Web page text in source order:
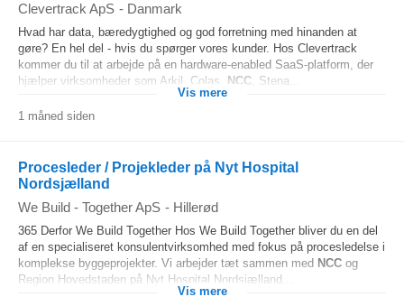
Clevertrack ApS - Danmark
Hvad har data, bæredygtighed og god forretning med hinanden at
gøre? En hel del - hvis du spørger vores kunder. Hos Clevertrack
kommer du til at arbejde på en hardware-enabled SaaS-platform, der
hjælper virksomheder som Arkil, Colas, NCC , Stena...
Vis mere
1 måned siden
Procesleder / Projekleder på Nyt Hospital
Nordsjælland
We Build - Together ApS - Hillerød
365 Derfor We Build Together Hos We Build Together bliver du en del
af en specialiseret konsulentvirksomhed med fokus på procesledelse i
komplekse byggeprojekter. Vi arbejder tæt sammen med NCC og
Region Hovedstaden på Nyt Hospital Nordsjælland...
Vis mere